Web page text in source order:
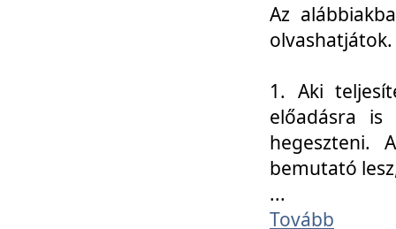
Az
olvashatjátok.
1. Aki
előadásra
hegeszteni.
bemutató
...
Tovább